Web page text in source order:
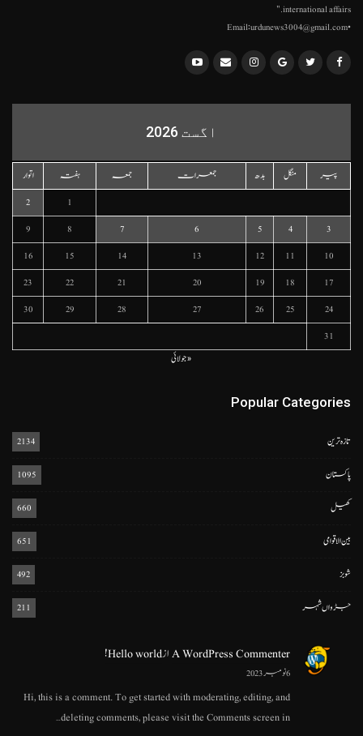
international affairs."
•Email:urdunews3004@gmail.com
اگست 2026
پیر منگل بدھ جمعرات جمعہ ہفتہ
اتوار
1
2
3
4
5
6
7
8
9
10
11
12
13
14
15
16
17
18
19
20
21
22
23
24
25
26
27
28
29
30
31
« جولائی
Popular Categories
تازہ ترین 2134
پاکستان 1095
کھیل 660
بین الاقوامی 651
شوبز 492
جڑواں شہر 211
A WordPress CommenterازHello world!
6 نومبر 2023
Hi, this is a comment. To get started with moderating, editing, and
deleting comments, please visit the Comments screen in…